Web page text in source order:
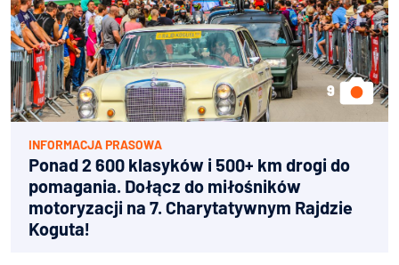
INFORMACJA PRASOWA
Ponad 2 600 klasyków i 500+ km drogi do
pomagania. Dołącz do miłośników
motoryzacji na 7. Charytatywnym Rajdzie
Koguta!